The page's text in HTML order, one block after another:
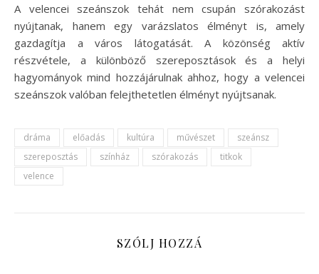
A velencei szeánszok tehát nem csupán szórakozást
nyújtanak, hanem egy varázslatos élményt is, amely
gazdagítja a város látogatását. A közönség aktív
részvétele, a különböző szereposztások és a helyi
hagyományok mind hozzájárulnak ahhoz, hogy a velencei
szeánszok valóban felejthetetlen élményt nyújtsanak.
dráma előadás kultúra művészet
szeánsz
szereposztás
színház szórakozás
titkok
velence
SZÓLJ HOZZÁ